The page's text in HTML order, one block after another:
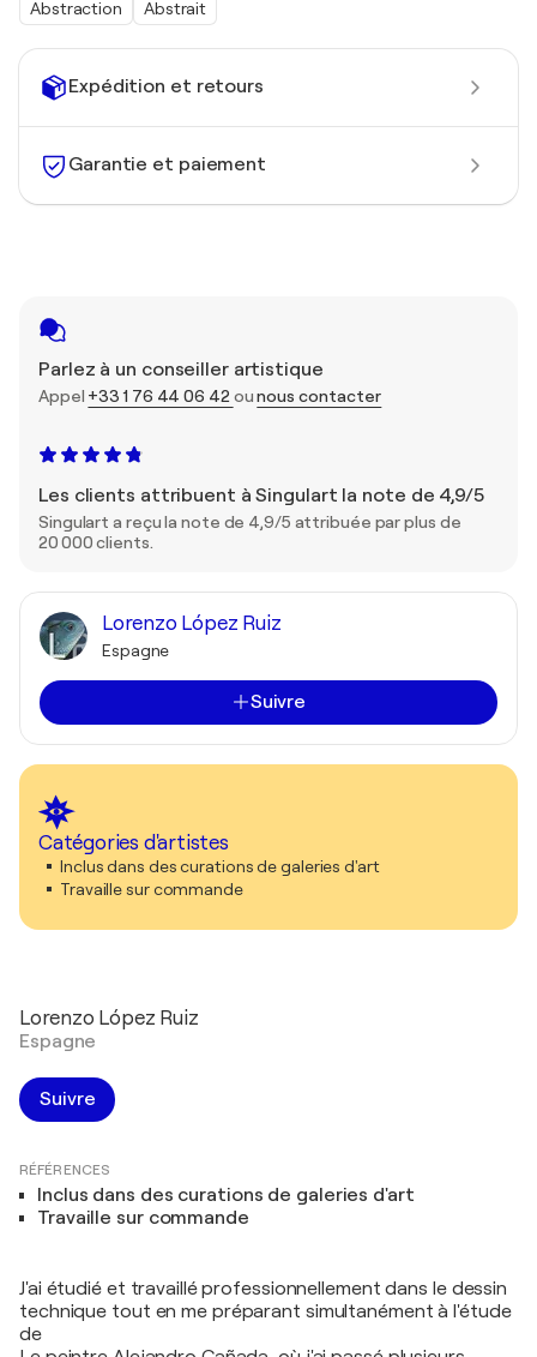
Expédition et retours
Garantie et paiement
Parlez à un conseiller artistique
Appel +33 1 76 44 06 42 ounous contacter
Les clients attribuent à Singulart la note de 4,9/5
Singulart a reçu la note de 4,9/5 attribuée par plus de
20 000 clients.
Lorenzo López Ruiz
Espagne
Suivre
Catégories d'artistes
Inclus dans des curations de galeries d'art
Travaille sur commande
Abstraction Abstrait
Lorenzo López Ruiz
Espagne
Suivre
RÉFÉRENCES
Inclus dans des curations de galeries d'art
Travaille sur commande
J'ai étudié et travaillé professionnellement dans le dessin
technique tout en me préparant simultanément à l'étude
de